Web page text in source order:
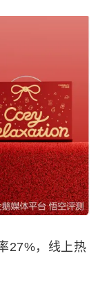
27%，线上热